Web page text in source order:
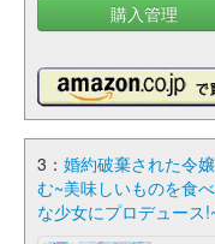
購入管理
3： 婚約破棄された令
む~美味しいものを食
な少女にプロデュース